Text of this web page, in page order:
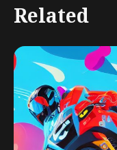
Related